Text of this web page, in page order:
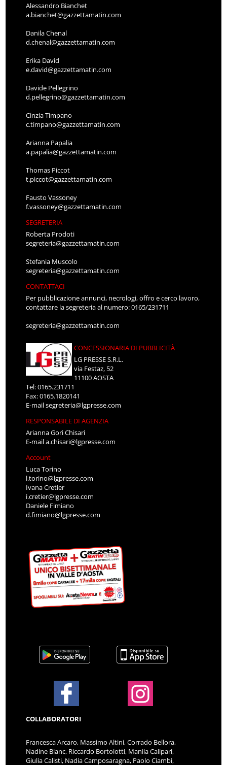
Alessandro Bianchet
a.bianchet@gazzettamatin.com
Danila Chenal
d.chenal@gazzettamatin.com
Erika David
e.david@gazzettamatin.com
Davide Pellegrino
d.pellegrino@gazzettamatin.com
Cinzia Timpano
c.timpano@gazzettamatin.com
Arianna Papalia
a.papalia@gazzettamatin.com
Thomas Piccot
t.piccot@gazzettamatin.com
Fausto Vassoney
f.vassoney@gazzettamatin.com
SEGRETERIA
Roberta Prodoti
segreteria@gazzettamatin.com
Stefania Muscolo
segreteria@gazzettamatin.com
CONTATTACI
Per pubblicazione annunci, necrologi, offro e cerco lavoro,
contattare la segreteria al numero: 0165/231711
segreteria@gazzettamatin.com
CONCESSIONARIA DI PUBBLICITÀ
LG PRESSE S.R.L.
via Festaz, 52
11100 AOSTA
Tel: 0165.231711
Fax: 0165.1820141
E-mailsegreteria@lgpresse.com
RESPONSABILE DI AGENZIA
Arianna Gori Chisari
E-maila.chisari@lgpresse.com
Account
Luca Torino
l.torino@lgpresse.com
Ivana Cretier
i.cretier@lgpresse.com
Daniele Fimiano
d.fimiano@lgpresse.com
COLLABORATORI
Francesca Arcaro, Massimo Altini, Corrado Bellora,
Nadine Blanc, Riccardo Bortolotti, Manila Calipari,
Giulia Calisti, Nadia Camposaragna, Paolo Ciambi,